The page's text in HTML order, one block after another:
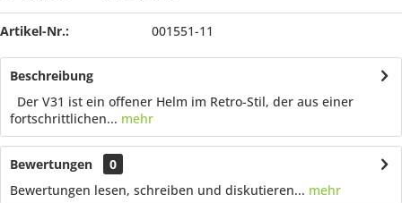
Artikel-Nr.: 001551-11
Beschreibung
Der V31 ist ein offener Helm im Retro-Stil, der aus einer
fortschrittlichen... mehr
Bewertungen
0
Bewertungen lesen, schreiben und diskutieren... mehr